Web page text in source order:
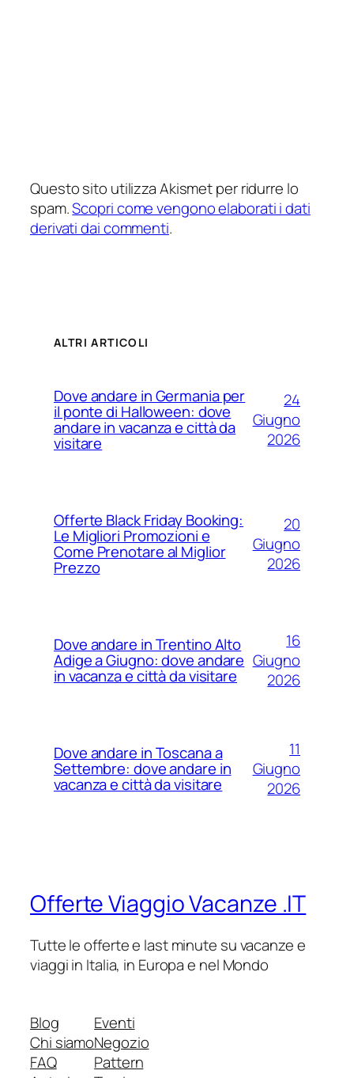
Questo sito utilizza Akismet per ridurre lo
spam.Scopri come vengono elaborati i dati
derivati dai commenti.
ALTRI ARTICOLI
Dove andare in Germania per
il ponte di Halloween: dove
andare in vacanza e città da
visitare
24
Giugno
2026
Offerte Black Friday Booking:
Le Migliori Promozioni e
Come Prenotare al Miglior
Prezzo
20
Giugno
2026
Dove andare in Trentino Alto
Adige a Giugno: dove andare
in vacanza e città da visitare
16
Giugno
2026
Dove andare in Toscana a
Settembre: dove andare in
vacanza e città da visitare
11
Giugno
2026
Offerte Viaggio Vacanze .IT
Tutte le offerte e last minute su vacanze e
viaggi in Italia, in Europa e nel Mondo
Blog
Chi siamo
FAQ
Eventi
Negozio
Pattern